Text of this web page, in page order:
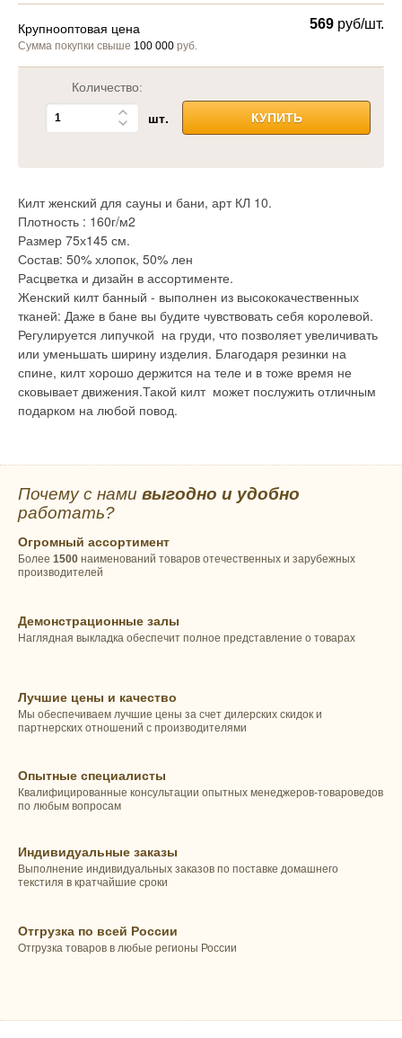
Крупнооптовая цена
Сумма покупки свыше 100 000 руб.
569 руб/шт.
Количество:
шт. КУПИТЬ
Килт женский для сауны и бани, арт КЛ 10.
Плотность : 160г/м2
Размер 75х145 см.
Состав: 50% хлопок, 50% лен
Расцветка и дизайн в ассортименте.
Женский килт банный - выполнен из высококачественных
тканей: Даже в бане вы будите чувствовать себя королевой.
Регулируется липучкой на груди, что позволяет увеличивать
или уменьшать ширину изделия. Благодаря резинки на
спине, килт хорошо держится на теле и в тоже время не
сковывает движения.Такой килт может послужить отличным
подарком на любой повод.
Почему с нами выгодно и удобно
работать?
Огромный ассортимент
Более 1500 наименований товаров отечественных и зарубежных
производителей
Демонстрационные залы
Наглядная выкладка обеспечит полное представление о товарах
Лучшие цены и качество
Мы обеспечиваем лучшие цены за счет дилерских скидок и
партнерских отношений с производителями
Опытные специалисты
Квалифицированные консультации опытных менеджеров-товароведов
по любым вопросам
Индивидуальные заказы
Выполнение индивидуальных заказов по поставке домашнего
текстиля в кратчайшие сроки
Отгрузка по всей России
Отгрузка товаров в любые регионы России